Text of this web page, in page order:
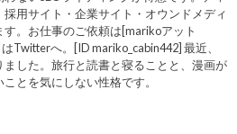
採用サイト・企業サイト・オウンドメディ
す。お仕事のご依頼は[marikoアット
Twitterへ。[ID mariko_cabin442] 最近、
ました。旅行と読書と寝ることと、漫画が
とを気にしない性格です。